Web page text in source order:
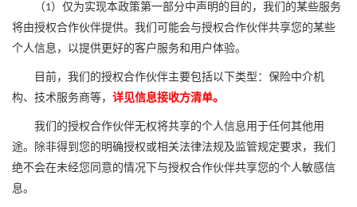
（1）仅为实现本政策第一部分中声明的目的，我们的某些服务
将由授权合作伙伴提供。我们可能会与授权合作伙伴共享您的某些
个人信息，以提供更好的客户服务和用户体验。
目前，我们的授权合作伙伴主要包括以下类型：保险中介机
构、技术服务商等， 详见信息接收方清单。
我们的授权合作伙伴无权将共享的个人信息用于任何其他用
途。除非得到您的明确授权或相关法律法规及监管规定要求，我们
绝不会在未经您同意的情况下与授权合作伙伴共享您的个人敏感信
息。